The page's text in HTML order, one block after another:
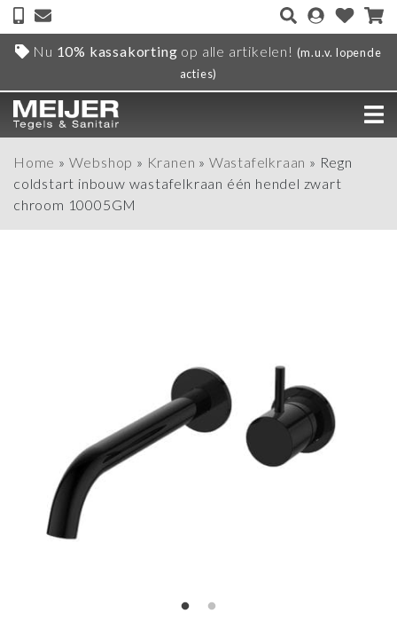
Nu 10% kassakorting op alle artikelen! (m.u.v. lopende
acties)
Home » Webshop » Kranen » Wastafelkraan » Regn
coldstart inbouw wastafelkraan één hendel zwart
chroom 10005GM